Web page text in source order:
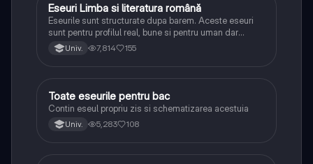
Limba și literatura română
Eseuri Limba si literatura română
Eseurile sunt structurate dupa barem. Aceste eseuri
sunt pentru profilul real, bune si pentru uman dar
lipsesc relatiile dintre personaje si caracrerizarile.
Univ. 7,814 155
Limba și literatura română
Toate eseurile pentru bac
Contin eseul propriu zis si schematizarea acestuia
Univ. 5,283 108